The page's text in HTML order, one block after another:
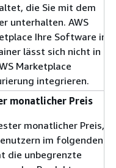
die Sie mit dem
unterhalten. AWS
Ihre Software im
lässt sich nicht in
Marketplace
integrieren.
monatlicher Preis
monatlicher Preis,
im folgenden
die unbegrenzte